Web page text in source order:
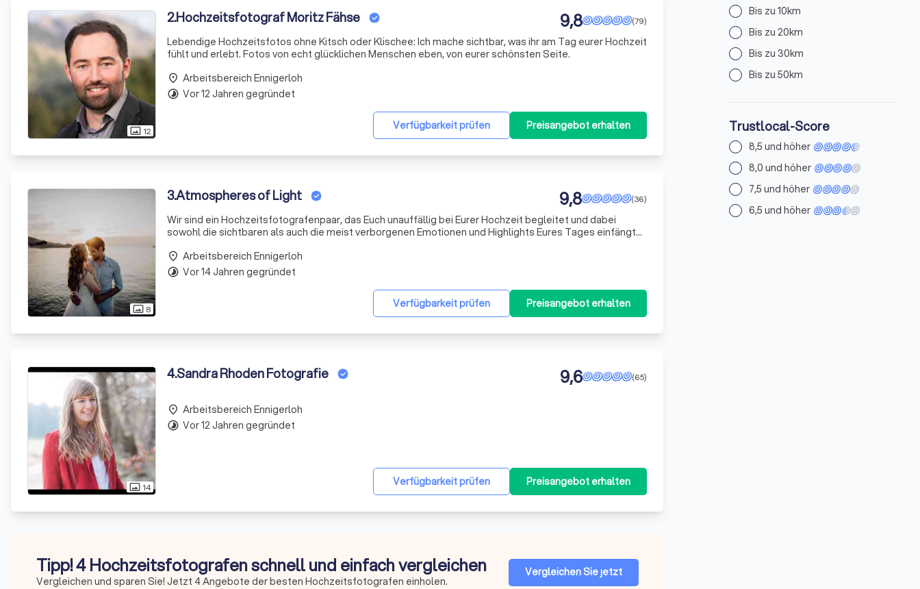
photo_size_select_actual 12
2.Hochzeitsfotograf Moritz Fähse (79)
9,8
Lebendige Hochzeitsfotos ohne Kitsch oder Klischee: Ich mache sichtbar, was ihr am Tag eurer Hochzeit
fühlt und erlebt. Fotos von echt glücklichen Menschen eben, von eurer schönsten Seite.
Verfügbarkeit prüfen Preisangebot erhalten
place Arbeitsbereich Ennigerloh
timelapse Vor 12 Jahren gegründet
photo_size_select_actual 8
3.Atmospheres of Light (36)
9,8
Wir sind ein Hochzeitsfotografenpaar, das Euch unauffällig bei Eurer Hochzeit begleitet und dabei
sowohl die sichtbaren als auch die meist verborgenen Emotionen und Highlights Eures Tages einfängt...
Verfügbarkeit prüfen Preisangebot erhalten
place Arbeitsbereich Ennigerloh
timelapse Vor 14 Jahren gegründet
photo_size_select_actual 14
4.Sandra Rhoden Fotografie (65)
9,6
Verfügbarkeit prüfen Preisangebot erhalten
place Arbeitsbereich Ennigerloh
timelapse Vor 12 Jahren gegründet
Tipp! 4 Hochzeitsfotografen schnell und einfach vergleichen
Vergleichen und sparen Sie! Jetzt 4 Angebote der besten Hochzeitsfotografen einholen.
Vergleichen Sie jetzt
Bis zu 10km
Bis zu 20km
Bis zu 30km
Bis zu 50km
Trustlocal-Score
8,5 und höher
8,0 und höher
7,5 und höher
6,5 und höher